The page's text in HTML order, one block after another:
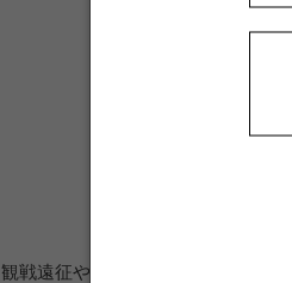
観戦遠征やバッグ内整理にも便利な